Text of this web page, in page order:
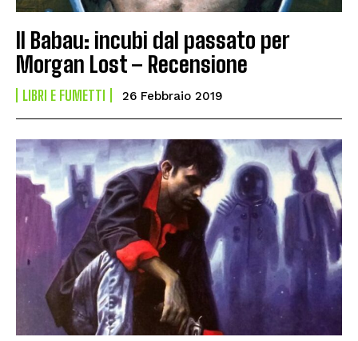
Il Babau: incubi dal passato per
Morgan Lost – Recensione
LIBRI E FUMETTI 26 Febbraio 2019